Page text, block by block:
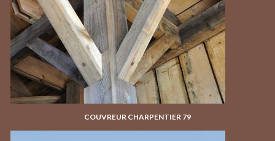
COUVREUR CHARPENTIER 79